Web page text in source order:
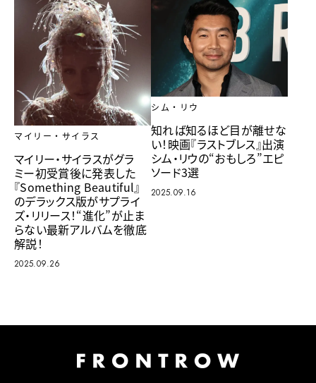
マイリー・サイラス
マイリー・サイラスがグラ
ミー初受賞後に発表した
『Something Beautiful』
のデラックス版がサプライ
ズ・リリース！“進化”が止ま
らない最新アルバムを徹底
解説！
2025.09.26
シム・リウ
知れば知るほど目が離せな
い！映画『ラストブレス』出演
シム・リウの“おもしろ”エピ
ソード3選
2025.09.16